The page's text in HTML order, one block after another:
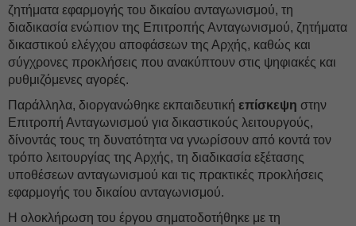
ζητήματα εφαρμογής του δικαίου ανταγωνισμού, τη
διαδικασία ενώπιον της Επιτροπής Ανταγωνισμού, ζητήματα
δικαστικού ελέγχου αποφάσεων της Αρχής, καθώς και
σύγχρονες προκλήσεις που ανακύπτουν στις ψηφιακές και
ρυθμιζόμενες αγορές.
Παράλληλα, διοργανώθηκε εκπαιδευτική επίσκεψη στην
Επιτροπή Ανταγωνισμού για δικαστικούς λειτουργούς,
δίνοντάς τους τη δυνατότητα να γνωρίσουν από κοντά τον
τρόπο λειτουργίας της Αρχής, τη διαδικασία εξέτασης
υποθέσεων ανταγωνισμού και τις πρακτικές προκλήσεις
εφαρμογής του δικαίου ανταγωνισμού.
Η ολοκλήρωση του έργου σηματοδοτήθηκε με τη